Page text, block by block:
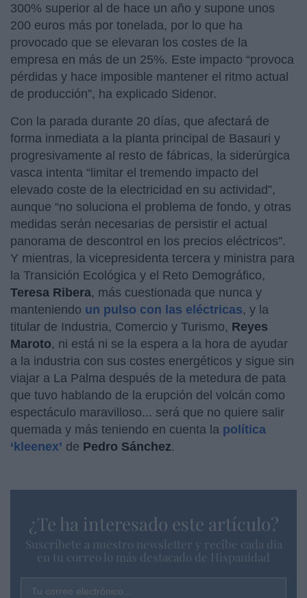
300% superior al de hace un año y supone unos
200 euros más por tonelada, por lo que ha
provocado que se elevaran los costes de la
empresa en más de un 25%. Este impacto “provoca
pérdidas y hace imposible mantener el ritmo actual
de producción”, ha explicado Sidenor.
Con la parada durante 20 días, que afectará de
forma inmediata a la planta principal de Basauri y
progresivamente al resto de fábricas, la siderúrgica
vasca intenta “limitar el tremendo impacto del
elevado coste de la electricidad en su actividad”,
aunque “no soluciona el problema de fondo, y otras
medidas serán necesarias de persistir el actual
panorama de descontrol en los precios eléctricos”.
Y mientras, la vicepresidenta tercera y ministra para
la Transición Ecológica y el Reto Demográfico,
Teresa Ribera, más cuestionada que nunca y
manteniendo un pulso con las eléctricas, y la
titular de Industria, Comercio y Turismo, Reyes
Maroto, ni está ni se la espera a la hora de ayudar
a la industria con sus costes energéticos y sigue sin
viajar a La Palma después de la metedura de pata
que tuvo hablando de la erupción del volcán como
espectáculo maravilloso... será que no quiere salir
quemada y más teniendo en cuenta la política
‘kleenex’ de Pedro Sánchez.
¿Te ha interesado este artículo?
Suscríbete a nuestro newsletter y recibe cada dia
en tu correo lo más destacado de Hispanidad
Tu correo electrónico...